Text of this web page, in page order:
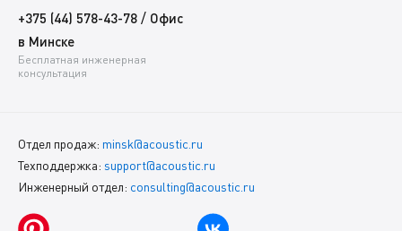
+375 (44) 578-43-78 / Офис
в Минске
Бесплатная инженерная
консультация
Отдел продаж: minsk@acoustic.ru
Техподдержка: support@acoustic.ru
Инженерный отдел: consulting@acoustic.ru